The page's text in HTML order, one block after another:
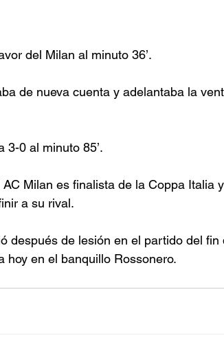
del Milan al minuto 36’.
de nueva cuenta y adelantaba la
3-0 al minuto 85’.
Milan es finalista de la Coppa Italia
a su rival.
después de lesión en el partido del fin
hoy en el banquillo Rossonero.